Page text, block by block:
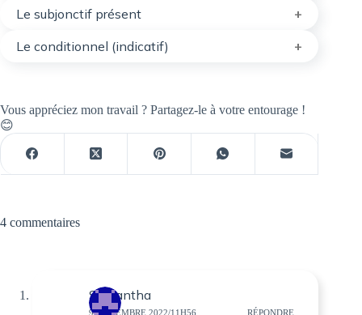
Le subjonctif présent
Le conditionnel (indicatif)
Vous appréciez mon travail ? Partagez-le à votre entourage !
😊
4 commentaires
Samantha
9 NOVEMBRE 2022/11H56 RÉPONDRE